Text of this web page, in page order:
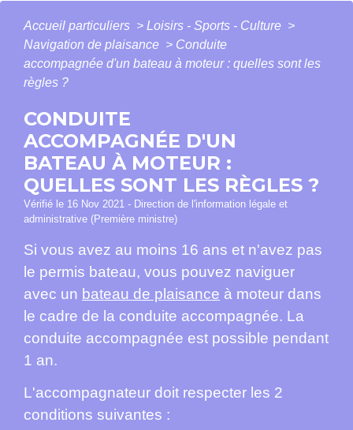
Accueil particuliers > Loisirs - Sports - Culture >
Navigation de plaisance > Conduite
accompagnée d'un bateau à moteur : quelles sont les
règles ?
CONDUITE
ACCOMPAGNÉE D'UN
BATEAU À MOTEUR :
QUELLES SONT LES RÈGLES ?
Vérifié le 16 Nov 2021 - Direction de l'information légale et
administrative (Première ministre)
Si vous avez au moins 16 ans et n'avez pas
le permis bateau, vous pouvez naviguer
avec un bateau de plaisance à moteur dans
le cadre de la conduite accompagnée. La
conduite accompagnée est possible pendant
1 an.
L'accompagnateur doit respecter les 2
conditions suivantes :